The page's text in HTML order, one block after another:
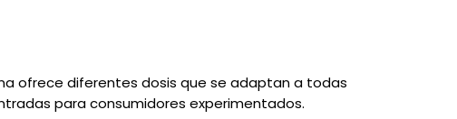
ofrece diferentes dosis que se adaptan a todas
para consumidores experimentados.